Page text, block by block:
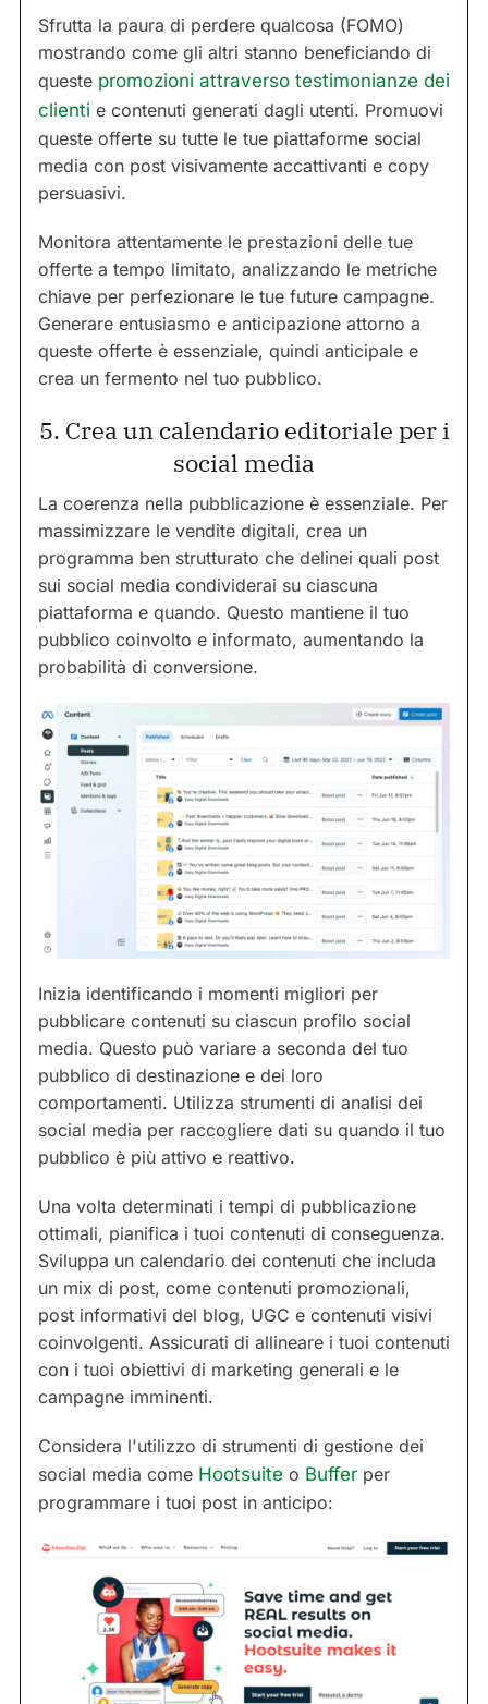
Sfrutta la paura di perdere qualcosa (FOMO)
mostrando come gli altri stanno beneficiando di
queste promozioni attraverso testimonianze dei
clienti e contenuti generati dagli utenti. Promuovi
queste offerte su tutte le tue piattaforme social
media con post visivamente accattivanti e copy
persuasivi.
Monitora attentamente le prestazioni delle tue
offerte a tempo limitato, analizzando le metriche
chiave per perfezionare le tue future campagne.
Generare entusiasmo e anticipazione attorno a
queste offerte è essenziale, quindi anticipale e
crea un fermento nel tuo pubblico.
5. Crea un calendario editoriale per i
social media
La coerenza nella pubblicazione è essenziale. Per
massimizzare le vendite digitali, crea un
programma ben strutturato che delinei quali post
sui social media condividerai su ciascuna
piattaforma e quando. Questo mantiene il tuo
pubblico coinvolto e informato, aumentando la
probabilità di conversione.
Inizia identificando i momenti migliori per
pubblicare contenuti su ciascun profilo social
media. Questo può variare a seconda del tuo
pubblico di destinazione e dei loro
comportamenti. Utilizza strumenti di analisi dei
social media per raccogliere dati su quando il tuo
pubblico è più attivo e reattivo.
Una volta determinati i tempi di pubblicazione
ottimali, pianifica i tuoi contenuti di conseguenza.
Sviluppa un calendario dei contenuti che includa
un mix di post, come contenuti promozionali,
post informativi del blog, UGC e contenuti visivi
coinvolgenti. Assicurati di allineare i tuoi contenuti
con i tuoi obiettivi di marketing generali e le
campagne imminenti.
Considera l'utilizzo di strumenti di gestione dei
social media come Hootsuite o Buffer per
programmare i tuoi post in anticipo: